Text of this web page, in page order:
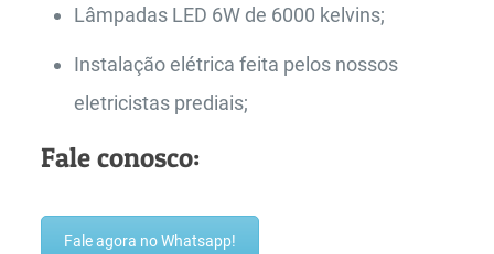
Lâmpadas LED 6W de 6000 kelvins;
Instalação elétrica feita pelos nossos
eletricistas prediais;
Fale conosco:
Fale agora no Whatsapp!